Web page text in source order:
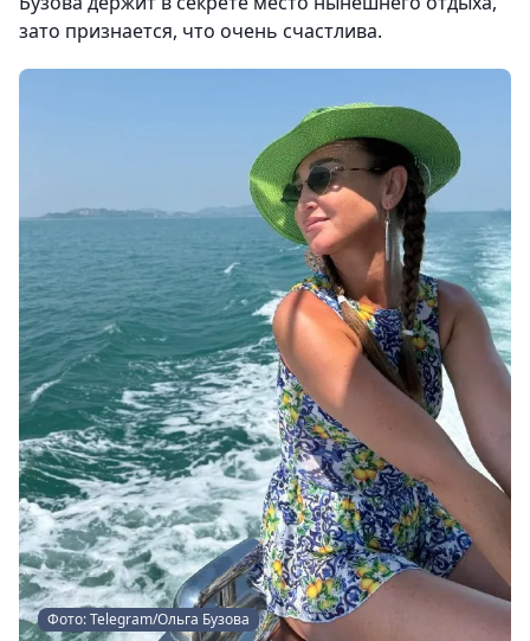
зато признается, что очень счастлива.
Фото: Telegram/Ольга Бузова